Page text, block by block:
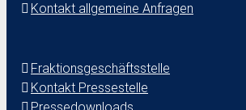
Kontakt allgemeine Anfragen
Fraktionsgeschäftsstelle
Kontakt Pressestelle